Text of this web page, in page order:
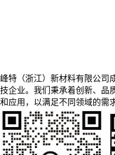
峰特（浙江）新材料有限公司
技企业。我们秉承着创新、品
和应用，以满足不同领域的需求